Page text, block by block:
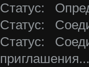
Статус:
Статус:
Статус:
приглашения...